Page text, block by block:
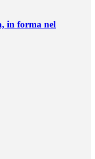
in forma nel